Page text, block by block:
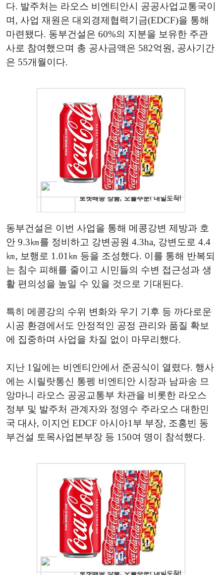
다. 발주처는 라오스 비엔티안시 공공사업교통국이
며, 사업 재원은 대외경제협력기금(EDCF)을 통해
마련됐다. 동부건설은 60%의 지분을 보유한 주관
사로 참여했으며 총 공사금액은 582억원, 공사기간
은 55개월이다.
동부건설은 이번 사업을 통해 메콩강변 제방과 호
안 9.3㎞를 정비하고 강변공원 4.3ha, 강변도로 4.4
㎞, 보행로 1.01㎞ 등을 조성했다. 이를 통해 반복되
는 침수 피해를 줄이고 시민들의 수변 접근성과 생
활 편의성을 높일 수 있을 것으로 기대된다.
특히 메콩강의 수위 변화와 우기 기후 등 까다로운
시공 환경에서도 안정적인 공정 관리와 품질 확보
에 집중하며 사업을 차질 없이 마무리했다.
지난 1일에는 비엔티안에서 준공식이 열렸다. 행사
에는 시릴랏통신 통펭 비엔티안 시장과 남파송 므
앙마니 라오스 공공교통부 차관을 비롯한 라오스
정부 및 발주처 관계자와 정영수 주라오스 대한민
국 대사, 이지언 EDCF 아시아1부 부장, 조홍빈 동
부건설 토목사업본부장 등 150여 명이 참석했다.